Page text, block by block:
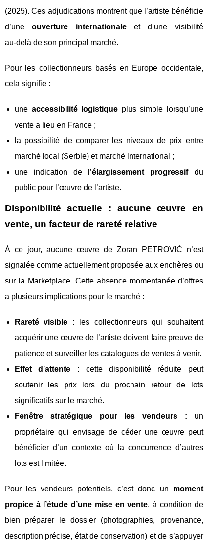
(2025). Ces adjudications montrent que l’artiste bénéficie
d’uneouverture internationaleet d’une visibilité
au‑delà de son principal marché.
Pour les collectionneurs basés en Europe occidentale,
cela signifie :
une accessibilité logistique plus simple lorsqu’une
vente a lieu en France ;
la possibilité de comparer les niveaux de prix entre
marché local (Serbie) et marché international ;
une indication de l’élargissement progressifdu
public pour l’œuvre de l’artiste.
Disponibilité actuelle : aucune œuvre en
vente, un facteur de rareté relative
À ce jour, aucune œuvre de Zoran PETROVIĆ n’est
signalée comme actuellement proposée aux enchères ou
sur la Marketplace. Cette absence momentanée d’offres
a plusieurs implications pour le marché :
Rareté visible : les collectionneurs qui souhaitent
acquérir une œuvre de l’artiste doivent faire preuve de
patience et surveiller les catalogues de ventes à venir.
Effet d’attente : cette disponibilité réduite peut
soutenir les prix lors du prochain retour de lots
significatifs sur le marché.
Fenêtre stratégique pour les vendeurs : un
propriétaire qui envisage de céder une œuvre peut
bénéficier d’un contexte où la concurrence d’autres
lots est limitée.
Pour les vendeurs potentiels, c’est donc un moment
propice à l’étude d’une mise en vente, à condition de
bien préparer le dossier (photographies, provenance,
description précise, état de conservation) et de s’appuyer